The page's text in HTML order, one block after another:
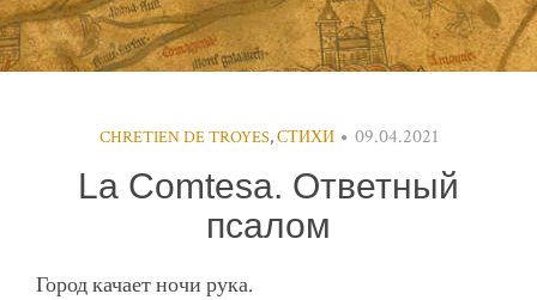
CHRETIEN DE TROYES,СТИХИ 09.04.2021
La Comtesa. Ответный
псалом
Город качает ночи рука.